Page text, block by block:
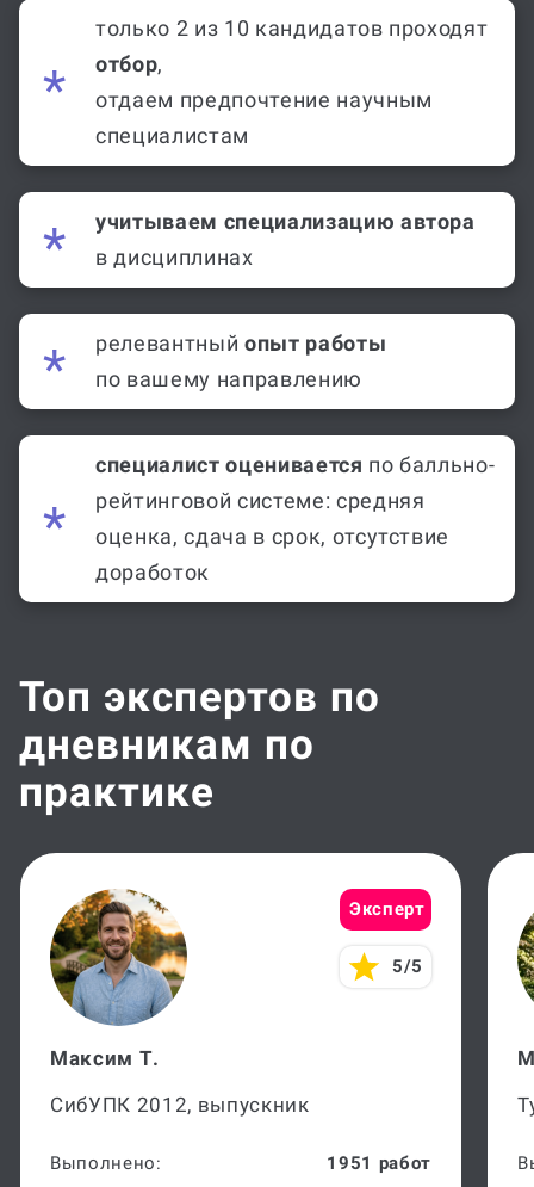
только 2 из 10 кандидатов проходят
отбор,
отдаем предпочтение научным
специалистам
учитываем специализацию автора
в дисциплинах
релевантный опыт работы
по вашему направлению
специалист оценивается по балльно-
рейтинговой системе: средняя
оценка, сдача в срок, отсутствие
доработок
Топ экспертов по
дневникам по
практике
Эксперт
5/5
Максим Т.
СибУПК 2012, выпускник
Выполнено:
1951 работ